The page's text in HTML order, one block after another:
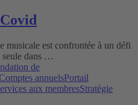
musicale est confrontée à un défi
seule dans …
de
annuelsPortail
aux membresStratégie